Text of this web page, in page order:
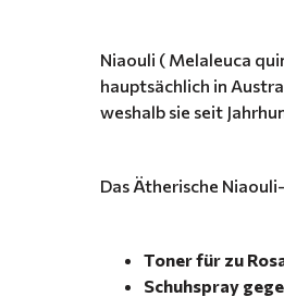
Niaouli ( Melaleuca
hauptsächlich in
weshalb sie seit
Das Ätherische
Toner für zu
Schuhspray